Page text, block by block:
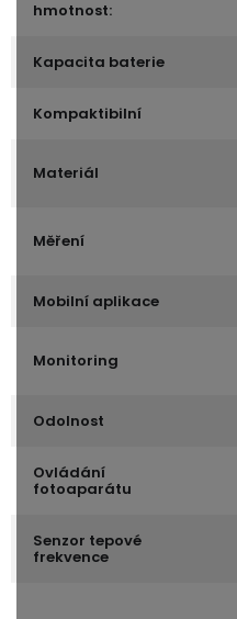
hmotnost:
Kapacita baterie
Kompaktibilní
Materiál
Měření
Mobilní aplikace
Monitoring
Odolnost
Ovládání
fotoaparátu
Senzor tepové
frekvence